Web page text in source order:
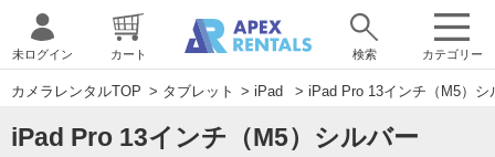
カテゴリー
未ログイン カート 検索
カメラレンタルTOP > タブレット > iPad > iPad Pro 13インチ（M5）
iPad Pro 13インチ（M5）シルバー